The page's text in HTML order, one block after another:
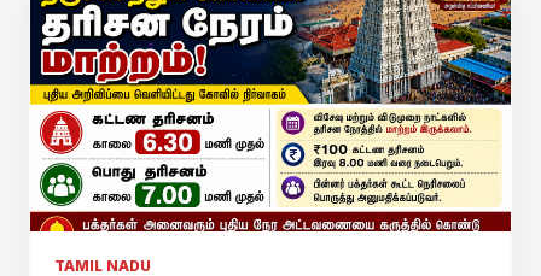
TAMIL NADU